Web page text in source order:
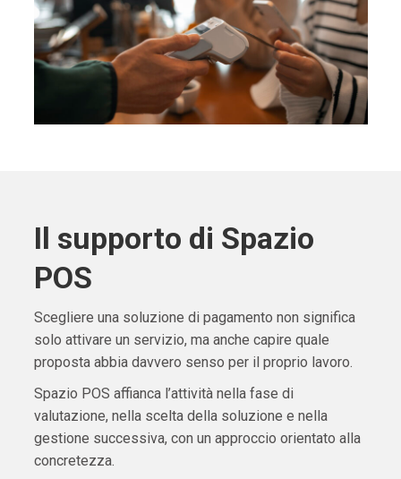
Il supporto di Spazio
POS
Scegliere una soluzione di pagamento non significa
solo attivare un servizio, ma anche capire quale
proposta abbia davvero senso per il proprio lavoro.
Spazio POS affianca l’attività nella fase di
valutazione, nella scelta della soluzione e nella
gestione successiva, con un approccio orientato alla
concretezza.